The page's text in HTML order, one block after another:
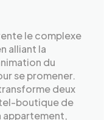
le complexe
alliant la
du
se promener.
deux
boutique de
appartement,